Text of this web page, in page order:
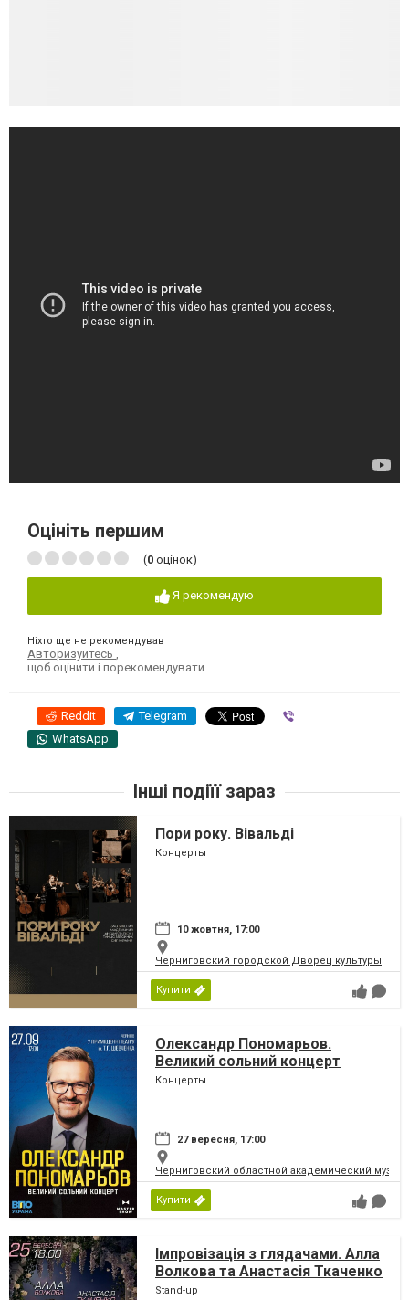
Оцініть першим
(0 оцінок)
Я рекомендую
Ніхто ще не рекомендував
Авторизуйтесь
щоб оцінити і порекомендувати
Reddit Telegram
WhatsApp
Інші подіїї зараз
Пори року. Вівальді
Концерты
10 жовтня, 17:00
Черниговский городской Дворец культуры
Купити
Олександр Пономарьов.
Великий сольний концерт
Концерты
27 вересня, 17:00
Черниговский областной академический
Купити
Імпровізація з глядачами. Алла
Волкова та Анастасія Ткаченко
Stand-up